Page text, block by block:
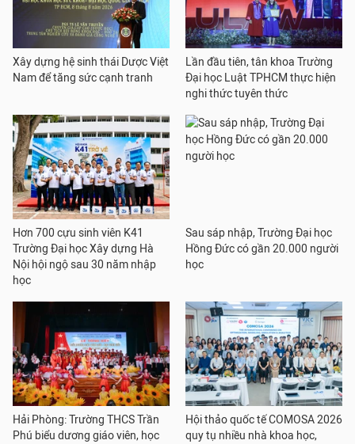
Xây dựng hệ sinh thái Dược Việt
Nam để tăng sức cạnh tranh
Lần đầu tiên, tân khoa Trường
Đại học Luật TPHCM thực hiện
nghi thức tuyên thức
Hơn 700 cựu sinh viên K41
Trường Đại học Xây dựng Hà
Nội hội ngộ sau 30 năm nhập
học
Sau sáp nhập, Trường Đại học
Hồng Đức có gần 20.000 người
học
Hải Phòng: Trường THCS Trần
Phú biểu dương giáo viên, học
Hội thảo quốc tế COMOSA 2026
quy tụ nhiều nhà khoa học,